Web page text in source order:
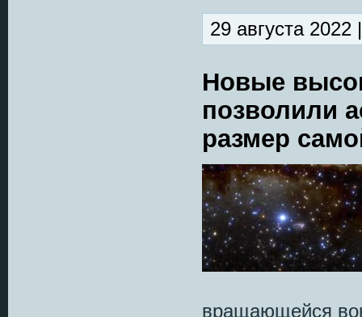
29 августа 2022
Новые
позволили
размер
вращающейся